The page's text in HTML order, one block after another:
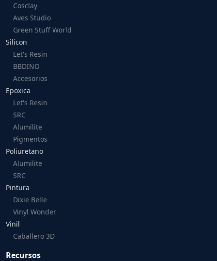
Cosclay
Aves Studio
Green Stuff World
Silicon
Let's Resin
BBDINO
Accesorios
Epoxica
Let's Resin
SRC
Alumilite
Pigmentos
Poliuretano
Alumilite
SRC
Pintura
Dixie Belle
Vinyl Wonder
Vinil
Caballero 3D
Recursos